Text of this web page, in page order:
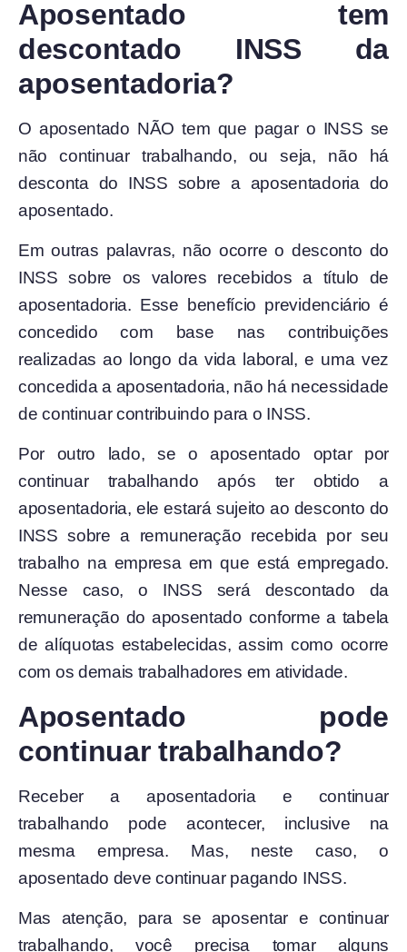
Aposentado tem
descontado INSS da
aposentadoria?
O aposentado NÃO tem que pagar o INSS se
não continuar trabalhando, ou seja, não há
desconta do INSS sobre a aposentadoria do
aposentado.
Em outras palavras, não ocorre o desconto do
INSS sobre os valores recebidos a título de
aposentadoria. Esse benefício previdenciário é
concedido com base nas contribuições
realizadas ao longo da vida laboral, e uma vez
concedida a aposentadoria, não há necessidade
de continuar contribuindo para o INSS.
Por outro lado, se o aposentado optar por
continuar trabalhando após ter obtido a
aposentadoria, ele estará sujeito ao desconto do
INSS sobre a remuneração recebida por seu
trabalho na empresa em que está empregado.
Nesse caso, o INSS será descontado da
remuneração do aposentado conforme a tabela
de alíquotas estabelecidas, assim como ocorre
com os demais trabalhadores em atividade.
Aposentado pode
continuar trabalhando?
Receber a aposentadoria e continuar
trabalhando pode acontecer, inclusive na
mesma empresa. Mas, neste caso, o
aposentado deve continuar pagando INSS.
Mas atenção, para se aposentar e continuar
trabalhando, você precisa tomar alguns